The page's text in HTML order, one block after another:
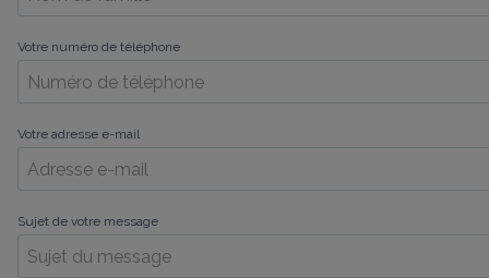
Votre numéro de téléphone
Votre adresse e-mail
Sujet de votre message